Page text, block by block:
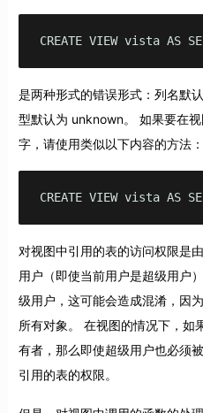
CREATE VIEW vista AS
是两种形式的错误形式：列名默
型默认为 unknown。 如果要在
字，请使用类似以下内容的方法：
CREATE VIEW vista
对视图中引用的表的访问权限是
用户（即使当前用户是超级用户
级用户，这可能会造成混淆，因
所有对象。 在视图的情况下，如
有者，那么即使超级用户也必须
引用的表的权限。